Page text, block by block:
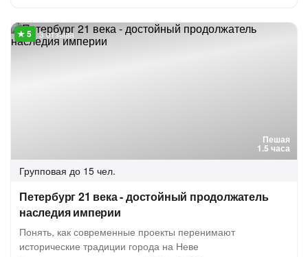
Пешая
1.5 часа
3 отзыва
Групповая до 15 чел.
Петербург 21 века - достойный продолжатель
наследия империи
Понять, как современные проекты перенимают
исторические традиции города на Неве